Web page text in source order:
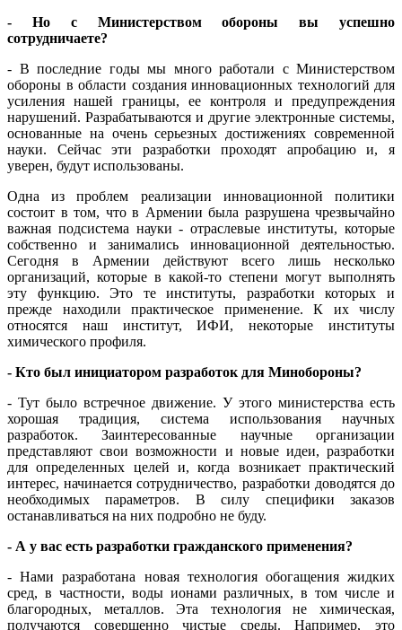
- Но с Министерством обороны вы успешно
сотрудничаете?
- В последние годы мы много работали с Министерством
обороны в области создания инновационных технологий для
усиления нашей границы, ее контроля и предупреждения
нарушений. Разрабатываются и другие электронные системы,
основанные на очень серьезных достижениях современной
науки. Сейчас эти разработки проходят апробацию и, я
уверен, будут использованы.
Одна из проблем реализации инновационной политики
состоит в том, что в Армении была разрушена чрезвычайно
важная подсистема науки - отраслевые институты, которые
собственно и занимались инновационной деятельностью.
Сегодня в Армении действуют всего лишь несколько
организаций, которые в какой-то степени могут выполнять
эту функцию. Это те институты, разработки которых и
прежде находили практическое применение. К их числу
относятся наш институт, ИФИ, некоторые институты
химического профиля.
- Кто был инициатором разработок для Минобороны?
- Тут было встречное движение. У этого министерства есть
хорошая традиция, система использования научных
разработок. Заинтересованные научные организации
представляют свои возможности и новые идеи, разработки
для определенных целей и, когда возникает практический
интерес, начинается сотрудничество, разработки доводятся до
необходимых параметров. В силу специфики заказов
останавливаться на них подробно не буду.
- А у вас есть разработки гражданского применения?
- Нами разработана новая технология обогащения жидких
сред, в частности, воды ионами различных, в том числе и
благородных, металлов. Эта технология не химическая,
получаются совершенно чистые среды. Например, это